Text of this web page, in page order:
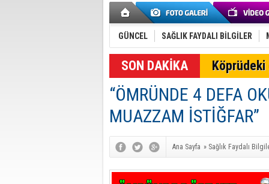
GÜNCEL SAĞLIK FAYDALI BİLGİLER
SON DAKİKA Köprüdeki
“ÖMRÜNDE 4 DEFA
MUAZZAM İSTİĞFAR”
Ana Sayfa » Sağlık Faydalı